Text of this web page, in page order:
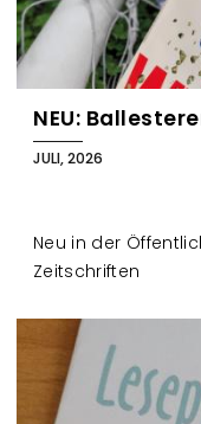
NEU:
JULI, 2026
Neu in der
Zeitschriften